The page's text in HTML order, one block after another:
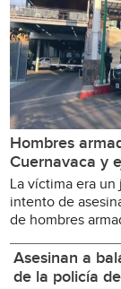
Hombres
Cuernavaca y
La víctima era
intento de
de hombres
Asesinan a
de la policía